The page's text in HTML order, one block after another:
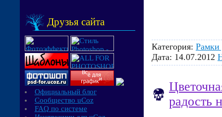
Друзья сайта
Официальный блог
Сообщество uCoz
FAQ по системе
Категория: Рамки
Дата: 14.07.2012
радость